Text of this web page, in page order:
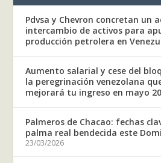
Pdvsa y Chevron concretan un
intercambio de activos para
producción petrolera en
Aumento salarial y cese del
la peregrinación venezolana
mejorará tu ingreso en mayo
Palmeros de Chacao: fechas
palma real bendecida este
23/03/2026